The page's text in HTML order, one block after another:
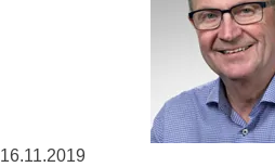
16.11.2019